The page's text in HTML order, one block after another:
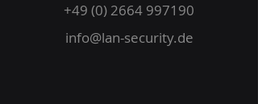
+49 (0) 2664 997190
info@lan-security.de